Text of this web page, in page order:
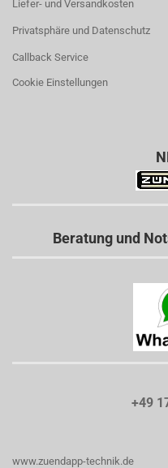
Liefer- und Versandkosten
Privatsphäre und Datenschutz
Callback Service
Cookie Einstellungen
Beratung und
+49
www.zuendapp-technik.de